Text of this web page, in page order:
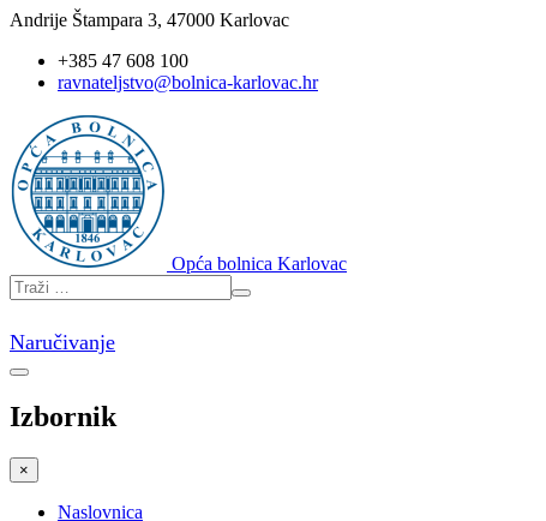
Andrije Štampara 3, 47000 Karlovac
+385 47 608 100
ravnateljstvo@bolnica-karlovac.hr
Opća bolnica Karlovac
Naručivanje
Izbornik
×
Naslovnica